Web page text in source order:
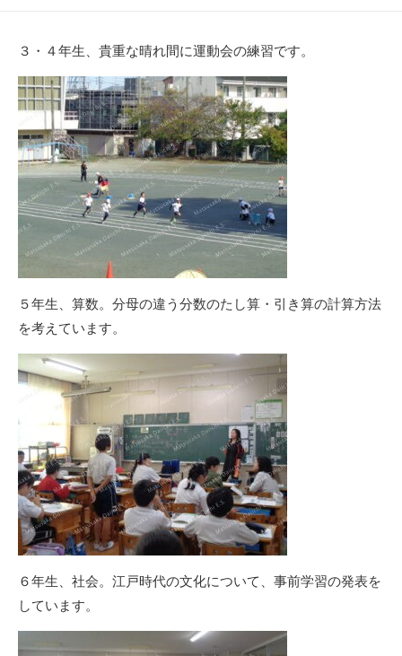
３・４年生、貴重な晴れ間に運動会の練習です。
５年生、算数。分母の違う分数のたし算・引き算の計算方法
を考えています。
６年生、社会。江戸時代の文化について、事前学習の発表を
しています。